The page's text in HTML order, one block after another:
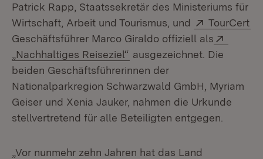
Patrick Rapp, Staatssekretär des Ministeriums für
Wirtschaft, Arbeit und Tourismus, und
Extern:
TourCert
Geschäftsführer Marco Giraldo offiziell als
„Nachhaltiges Reiseziel“ (Öffnet in neuem Fenster)
ausgezeichnet. Die
beiden Geschäftsführerinnen der
Nationalparkregion Schwarzwald GmbH, Myriam
Geiser und Xenia Jauker, nahmen die Urkunde
stellvertretend für alle Beteiligten entgegen.
„Vor nunmehr zehn Jahren hat das Land